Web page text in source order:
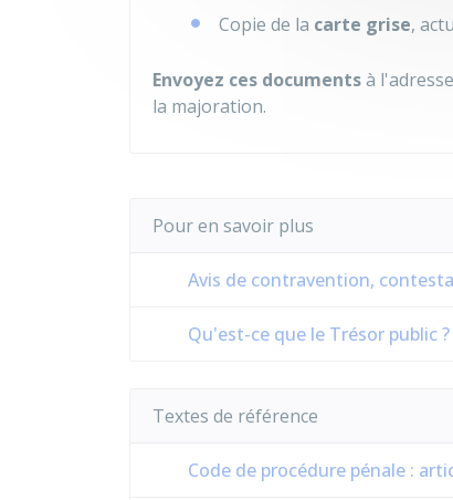
Copie de la carte grise,
Envoyez ces documentsà
la majoration.
Pour en savoir plus
Avis de contravention,
Qu'est-ce que le Trésor public ?
Textes de référence
Code de procédure pénale :